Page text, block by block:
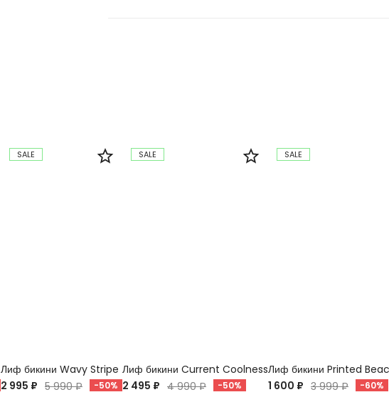
SALE
Лиф бикини Wavy Stripe
2 995 ₽ 5 990 ₽ -50%
SALE
Лиф бикини Current Coolness
2 495 ₽ 4 990 ₽ -50%
SALE
Лиф бикини Printed
1 600 ₽ 3 999 ₽ -60%